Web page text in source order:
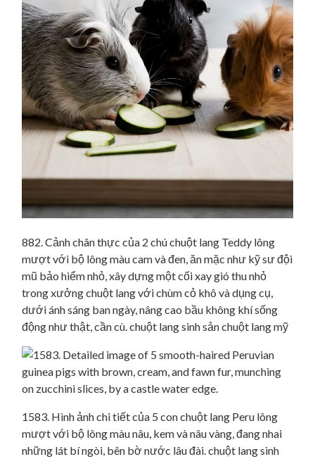
882. Cảnh chân thực của 2 chú chuột lang Teddy lông
mượt với bộ lông màu cam và đen, ăn mặc như kỹ sư đội
mũ bảo hiểm nhỏ, xây dựng một cối xay gió thu nhỏ
trong xưởng chuột lang với chùm cỏ khô và dụng cụ,
dưới ánh sáng ban ngày, nâng cao bầu không khí sống
động như thật, cần cù. chuột lang sinh sản chuột lang mỹ
1583. Hình ảnh chi tiết của 5 con chuột lang Peru lông
mượt với bộ lông màu nâu, kem và nâu vàng, đang nhai
những lát bí ngòi, bên bờ nước lâu đài. chuột lang sinh